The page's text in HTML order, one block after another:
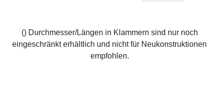
() Durchmesser/Längen in Klammern sind nur noch
eingeschränkt erhältlich und nicht für Neukonstruktionen
empfohlen.